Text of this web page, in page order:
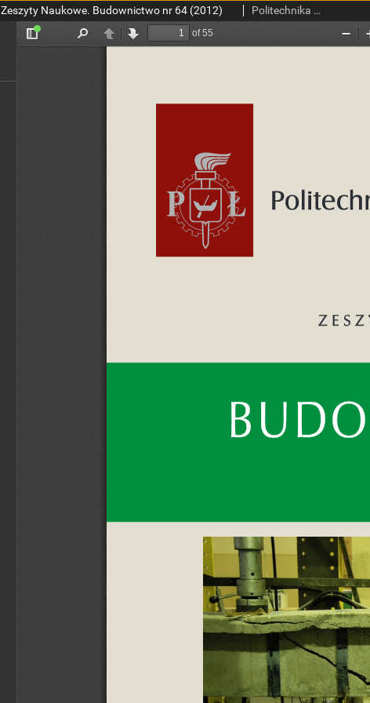
Zeszyty Naukowe. Budownictwo nr 64 (2012) Politechnika Łódzka. Wydział Budownictwa, Architektury i Inżynierii Środowiska.